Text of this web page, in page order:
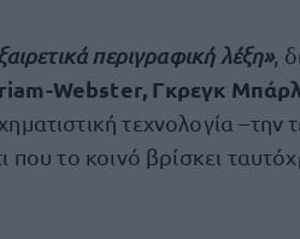
περιγραφική λέξη»,
Webster, Γκρεγκ
τεχνολογία –την
που το κοινό βρίσκει